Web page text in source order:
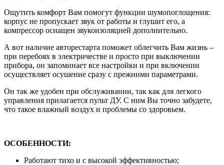
Ощутить комфорт Вам помогут функции шумопоглощения:
корпус не пропускает звук от работы и глушит его, а
компрессор оснащен звукоизоляцией дополнительно.
А вот наличие авторестарта поможет облегчить Вам жизнь –
при перебоях в электричестве и просто при выключении
прибора, он запоминает все настройки и при включении
осуществляет осушение сразу с прежними параметрами.
Он так же удобен при обслуживании, так как для легкого
управления прилагается пульт ДУ. С ним Вы точно забудете,
что такое влажный воздух и проблемы со здоровьем.
ОСОБЕННОСТИ:
Работают тихо и с высокой эффективностью;